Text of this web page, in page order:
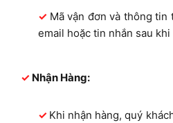
Mã vận đơn và thông
email hoặc tin nhắn sau
Nhận Hàng:
Khi nhận hàng, quý